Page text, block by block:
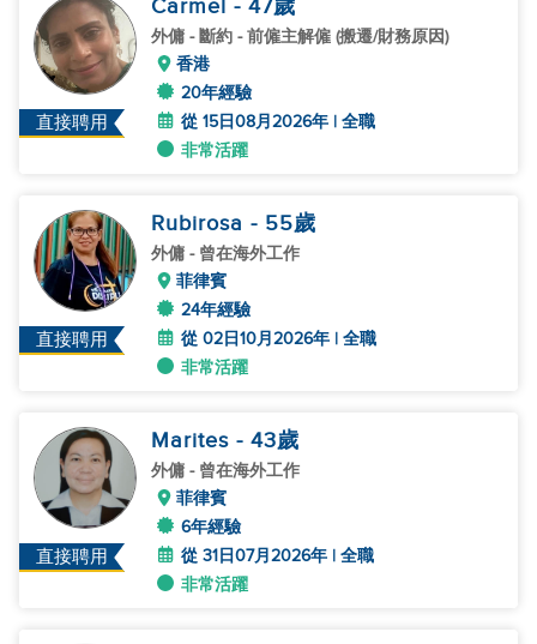
直接聘用
Carmel - 47歲
外傭 - 斷約 - 前僱主解僱 (搬遷/財務原因)
香港
20年經驗
從 15日08月2026年 | 全職
非常活躍
直接聘用
Rubirosa - 55歲
外傭 - 曾在海外工作
菲律賓
24年經驗
從 02日10月2026年 | 全職
非常活躍
直接聘用
Marites - 43歲
外傭 - 曾在海外工作
菲律賓
6年經驗
從 31日07月2026年 | 全職
非常活躍